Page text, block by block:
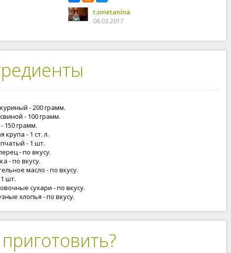
t.smetanina
08.03.2017
- 200 грамм.
- 100 грамм.
150 грамм.
крупа - 1 ст. л.
- 1 шт.
- по вкусу.
- по вкусу.
масло - по вкусу.
шт.
сухари - по вкусу.
хлопья - по вкусу.